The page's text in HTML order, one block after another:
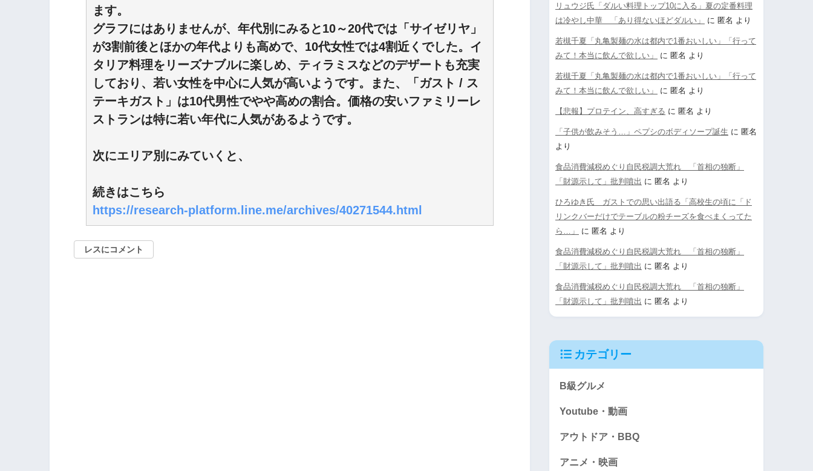
ます。
グラフにはありませんが、年代別にみると10～20代では「サイゼリヤ」
が3割前後とほかの年代よりも高めで、10代女性では4割近くでした。イ
タリア料理をリーズナブルに楽しめ、ティラミスなどのデザートも充実
しており、若い女性を中心に人気が高いようです。また、「ガスト / ス
テーキガスト」は10代男性でやや高めの割合。価格の安いファミリーレ
ストランは特に若い年代に人気があるようです。
次にエリア別にみていくと、
続きはこちら
https://research-platform.line.me/archives/40271544.html
レスにコメント
リュウジ氏「ダルい料理トップ10に入る」夏の定番料理
は冷やし中華 「あり得ないほどダルい」
に 匿名 より
若槻千夏「丸亀製麺の水は都内で1番おいしい」「行って
みて！本当に飲んで欲しい」
に 匿名 より
若槻千夏「丸亀製麺の水は都内で1番おいしい」「行って
みて！本当に飲んで欲しい」
に 匿名 より
【悲報】プロテイン、高すぎる に 匿名 より
「子供が飲みそう…」ペプシのボディソープ誕生 に 匿名
より
食品消費減税めぐり自民税調大荒れ 「首相の独断」
「財源示して」批判噴出 に 匿名 より
ひろゆき氏 ガストでの思い出語る「高校生の頃に「ド
リンクバーだけでテーブルの粉チーズを食べまくってた
ら…」
に 匿名 より
食品消費減税めぐり自民税調大荒れ 「首相の独断」
「財源示して」批判噴出 に 匿名 より
食品消費減税めぐり自民税調大荒れ 「首相の独断」
「財源示して」批判噴出 に 匿名 より
カテゴリー
B級グルメ
Youtube・動画
アウトドア・BBQ
アニメ・映画